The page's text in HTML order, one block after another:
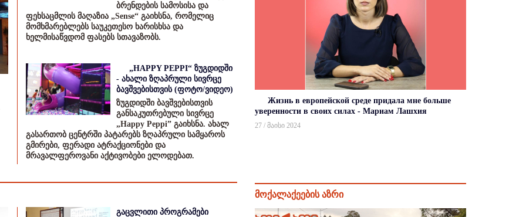
ბრენდების სამოსისა და
ფეხსაცმლის მაღაზია „Sense“ გაიხსნა, რომელიც
მომხმარებლებს საუკეთესო ხარისხსა და
ხელმისაწვდომ ფასებს სთავაზობს.
„HAPPY PEPPI“ ზუგდიდში
- ახალი ზღაპრული სივრცე
ბავშვებისთვის (ფოტო/ვიდეო)
ზუგდიდში ბავშვებისთვის
განსაკუთრებული სივრცე
„Happy Peppi” გაიხსნა. ახალ
გასართობ ცენტრში პატარებს ზღაპრული სამყაროს
გმირები, ფერადი ატრაქციონები და
მრავალფეროვანი აქტივობები ელოდებათ.
გაცვლითი პროგრამები
Жизнь в европейской среде придала мне больше
уверенности в своих силах - Мариам Лашхия
27 / მაისი 2024
მოქალაქეების აზრი